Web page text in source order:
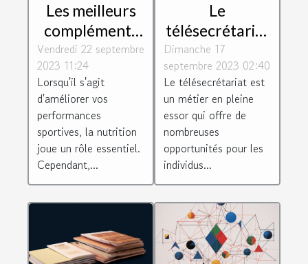
Les meilleurs
compléments
alimentaires
pour booster
vos
performances
sportives
Vendredi 22 septembre
2023 11:24
Lorsqu'il s'agit
d'améliorer vos
performances
sportives, la nutrition
joue un rôle essentiel.
Cependant,...
Le
télésecrétariat
: un métier
d'avenir
Dimanche 17
septembre 2023 02:40
Le télésecrétariat est
un métier en pleine
essor qui offre de
nombreuses
opportunités pour les
individus...